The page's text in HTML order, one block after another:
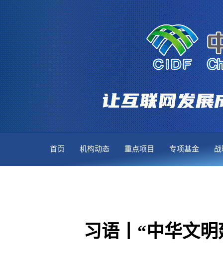
首页 机构动态 重点项目 专项基金
习语丨“中华文